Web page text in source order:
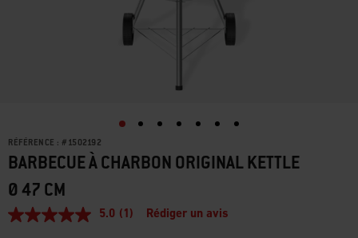
RÉFÉRENCE : # 1502192
BARBECUE À CHARBON ORIGINAL KETTLE
Ø 47 CM
5.0
5.0 (1) Rédiger un avis